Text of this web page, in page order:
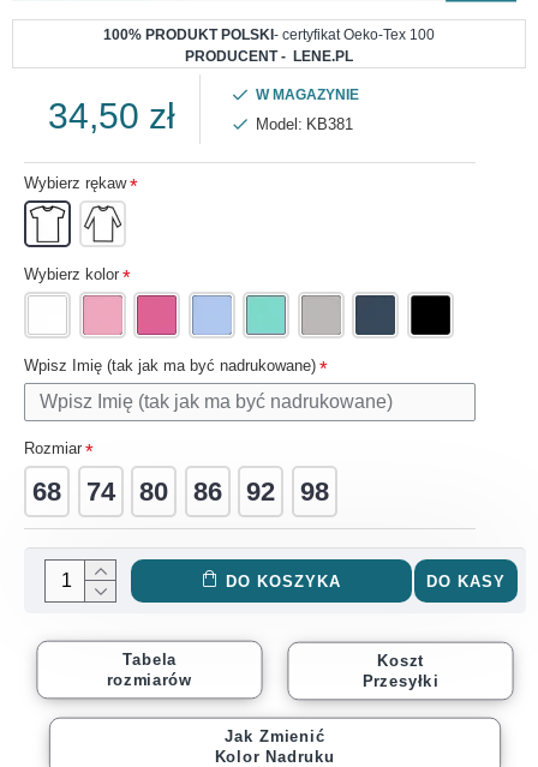
100% PRODUKT POLSKI - certyfikat Oeko-Tex 100
PRODUCENT - LENE.PL
34,50 zł
W MAGAZYNIE
Model: KB381
Wybierz rękaw
Wybierz kolor
Wpisz Imię (tak jak ma być nadrukowane)
Rozmiar
68 74 80 86 92 98
DO KOSZYKA DO KASY
Tabela
rozmiarów
Koszt
Przesyłki
Jak Zmienić
Kolor Nadruku